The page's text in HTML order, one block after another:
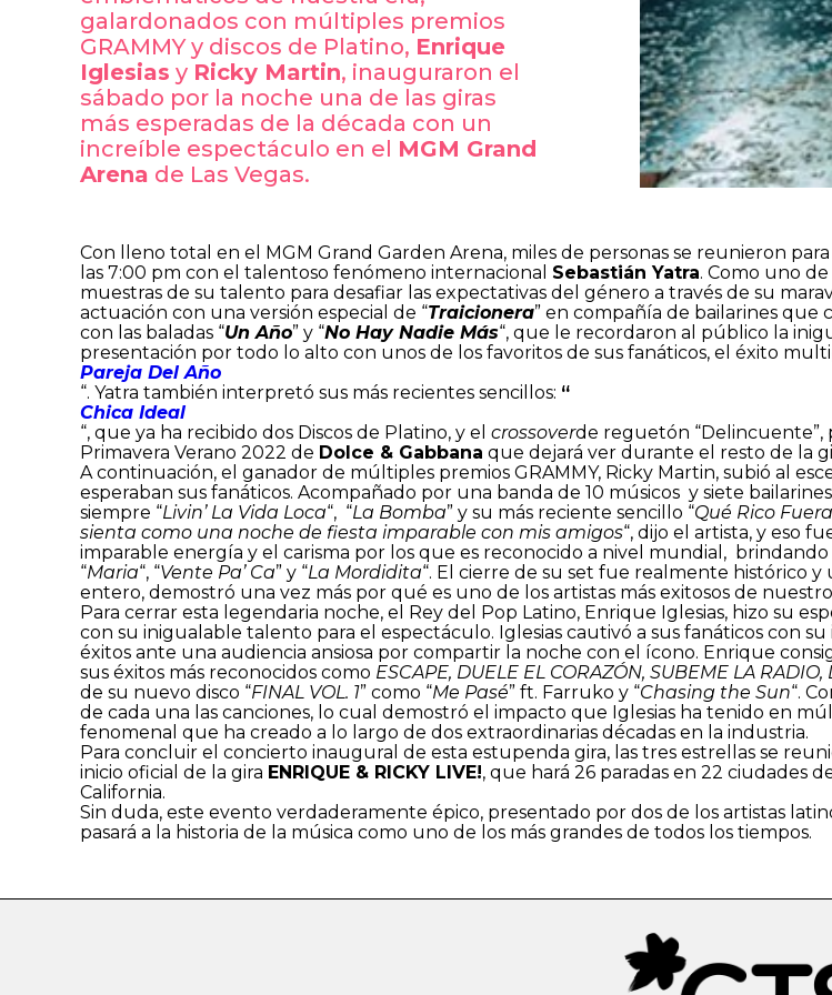
galardonados con múltiples premios
GRAMMY y discos de Platino, Enrique
Iglesias y Ricky Martin, inauguraron el
sábado por la noche una de las giras
más esperadas de la década con un
increíble espectáculo en el MGM Grand
Arena de Las Vegas.
Con lleno total en el MGM Grand Garden Arena, miles de personas se reunieron
las 7:00 pm con el talentoso fenómeno internacional Sebastián Yatra. Como uno
muestras de su talento para desafiar las expectativas del género a través de su
actuación con una versión especial de “Traicionera” en compañía de bailarines
con las baladas “Un Año” y “No Hay Nadie Más“, que le recordaron al público la
presentación por todo lo alto con unos de los favoritos de sus fanáticos, el éxito
Pareja Del Año
“. Yatra también interpretó sus más recientes sencillos: “
Chica Ideal
“, que ya ha recibido dos Discos de Platino, y el crossoverde reguetón “Delincuente”,
Primavera Verano 2022 de Dolce & Gabbana que dejará ver durante el resto de la
A continuación, el ganador de múltiples premios GRAMMY, Ricky Martin, subió al
esperaban sus fanáticos. Acompañado por una banda de 10 músicos y siete
siempre “Livin’ La Vida Loca“, “La Bomba” y su más reciente sencillo “Qué Rico Fuera
sienta como una noche de fiesta imparable con mis amigos“, dijo el artista, y eso
imparable energía y el carisma por los que es reconocido a nivel mundial,
“Maria“, “Vente Pa’ Ca” y “La Mordidita“. El cierre de su set fue realmente histórico
entero, demostró una vez más por qué es uno de los artistas más exitosos de
Para cerrar esta legendaria noche, el Rey del Pop Latino, Enrique Iglesias, hizo su
con su inigualable talento para el espectáculo. Iglesias cautivó a sus fanáticos con
éxitos ante una audiencia ansiosa por compartir la noche con el ícono. Enrique
sus éxitos más reconocidos como ESCAPE, DUELE EL CORAZÓN, SUBEME LA RADIO,
de su nuevo disco “FINAL VOL. 1” como “Me Pasé” ft. Farruko y “Chasing the Sun“.
de cada una las canciones, lo cual demostró el impacto que Iglesias ha tenido en
fenomenal que ha creado a lo largo de dos extraordinarias décadas en la industria.
Para concluir el concierto inaugural de esta estupenda gira, las tres estrellas se
inicio oficial de la gira ENRIQUE & RICKY LIVE!, que hará 26 paradas en 22 ciudades
California.
Sin duda, este evento verdaderamente épico, presentado por dos de los artistas
pasará a la historia de la música como uno de los más grandes de todos los tiempos.